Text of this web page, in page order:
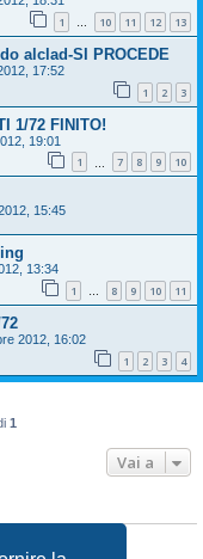
1 … 10 11 12 13
alclad-SI PROCEDE
17:52
1 2 3
1/72 FINITO!
19:01
1 7 8 9 10
15:45
13:34
1 … 8 9 10 11
2012, 16:02
1 2 3 4
1
Vai a